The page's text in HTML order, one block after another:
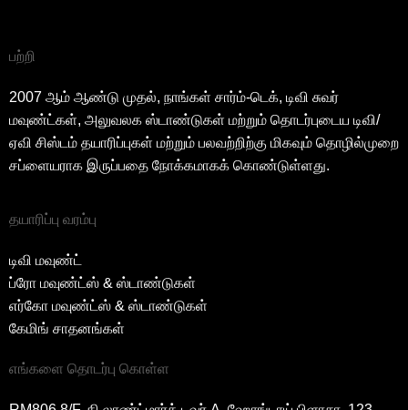
பற்றி
2007 ஆம் ஆண்டு முதல், நாங்கள் சார்ம்-டெக், டிவி சுவர்
மவுண்ட்கள், அலுவலக ஸ்டாண்டுகள் மற்றும் தொடர்புடைய டிவி/
ஏவி சிஸ்டம் தயாரிப்புகள் மற்றும் பலவற்றிற்கு மிகவும் தொழில்முறை
சப்ளையராக இருப்பதை நோக்கமாகக் கொண்டுள்ளது.
தயாரிப்பு வரம்பு
டிவி மவுண்ட்
ப்ரோ மவுண்ட்ஸ் & ஸ்டாண்டுகள்
எர்கோ மவுண்ட்ஸ் & ஸ்டாண்டுகள்
கேமிங் சாதனங்கள்
எங்களை தொடர்பு கொள்ள